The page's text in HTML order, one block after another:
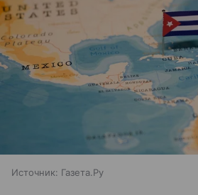
Источник: Газета.Ру